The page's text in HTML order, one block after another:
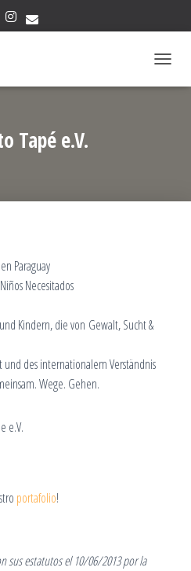
Tapé e.V.
Paraguay
Necesitados
Kindern, die von Gewalt, Sucht &
des internationalem Verständnis
Wege. Gehen.
e.V.
portafolio!
sus estatutos el 10/06/2013 por la